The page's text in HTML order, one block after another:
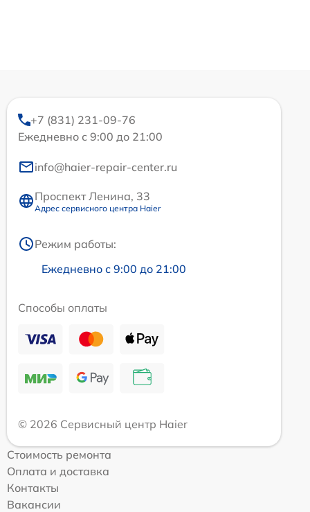
+7 (831) 231-09-76
Ежедневно с 9:00 до 21:00
info@haier-repair-center.ru
Проспект Ленина, 33
Адрес сервисного центра Haier
Режим работы:
Ежедневно с 9:00 до 21:00
Способы оплаты
© 2026 Сервисный центр Haier
Стоимость ремонта
Оплата и доставка
Контакты
Вакансии